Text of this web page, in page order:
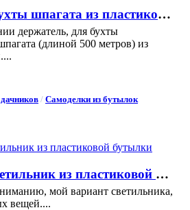
Держатель для бухты шпагата из пластиковой бутылки
держатель, для бухты
(длиной 500 метров) из
/ Самоделки из бутылок
Дизайнерский светильник из пластиковой бутылки
мой вариант светильника,
вещей....